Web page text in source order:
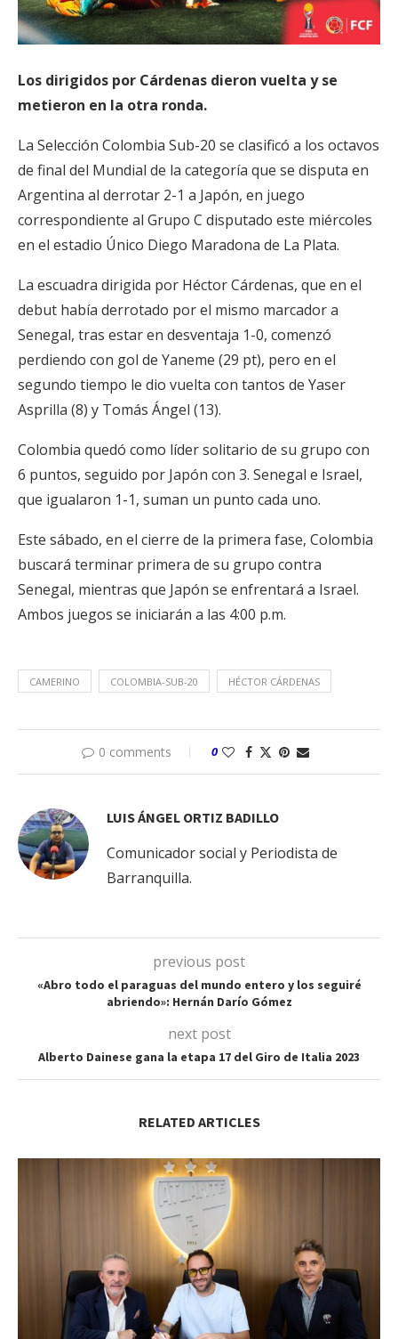
Los dirigidos por Cárdenas dieron vuelta y se
metieron en la otra ronda.
La Selección Colombia Sub-20 se clasificó a los octavos
de final del Mundial de la categoría que se disputa en
Argentina al derrotar 2-1 a Japón, en juego
correspondiente al Grupo C disputado este miércoles
en el estadio Único Diego Maradona de La Plata.
La escuadra dirigida por Héctor Cárdenas, que en el
debut había derrotado por el mismo marcador a
Senegal, tras estar en desventaja 1-0, comenzó
perdiendo con gol de Yaneme (29 pt), pero en el
segundo tiempo le dio vuelta con tantos de Yaser
Asprilla (8) y Tomás Ángel (13).
Colombia quedó como líder solitario de su grupo con
6 puntos, seguido por Japón con 3. Senegal e Israel,
que igualaron 1-1, suman un punto cada uno.
Este sábado, en el cierre de la primera fase, Colombia
buscará terminar primera de su grupo contra
Senegal, mientras que Japón se enfrentará a Israel.
Ambos juegos se iniciarán a las 4:00 p.m.
CAMERINO COLOMBIA-SUB-20 HÉCTOR CÁRDENAS
0 comments 0
LUIS ÁNGEL ORTIZ BADILLO
Comunicador social y Periodista de
Barranquilla.
previous post
«Abro todo el paraguas del mundo entero y los seguiré
abriendo»: Hernán Darío Gómez
next post
Alberto Dainese gana la etapa 17 del Giro de Italia 2023
RELATED ARTICLES